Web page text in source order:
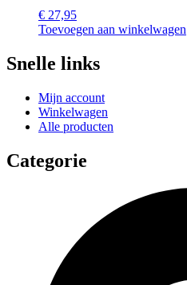
€ 27,95
Toevoegen aan winkelwagen
Snelle links
Mijn account
Winkelwagen
Alle producten
Categorie